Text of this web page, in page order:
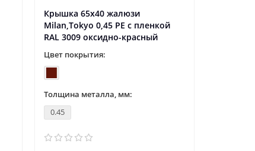
Крышка 65х40 жалюзи
Milan,Tokyo 0,45 PE с пленкой
RAL 3009 оксидно-красный
Цвет покрытия:
Толщина металла, мм:
0.45